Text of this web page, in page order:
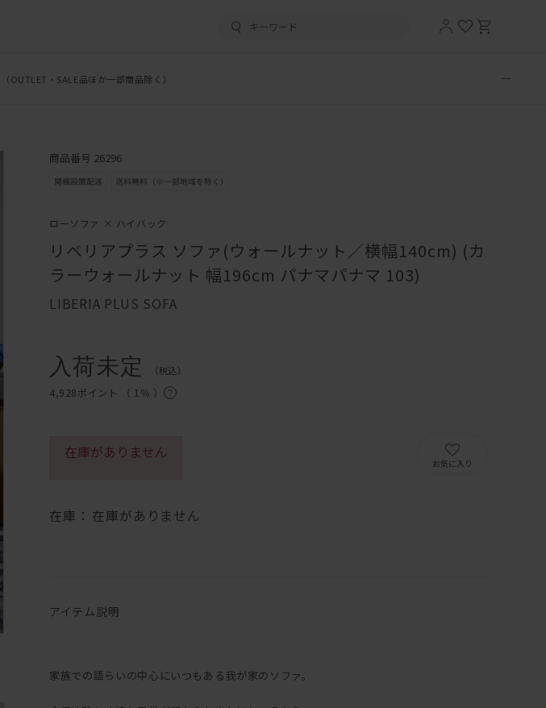
（OUTLET・SALE品ほか一部商品除く）
商品番号 26296
ローソファ × ハイバック
リベリアプラス ソファ(ウォールナット／横幅140cm) (カ
ラーウォールナット 幅196cm パナマパナマ 103)
LIBERIA PLUS SOFA
入荷未定 （税込）
4,928ポイント （ 1％ ）
在庫： 在庫がありません
在庫がありません
お気に入り
アイテム説明
家族での語らいの中心にいつもある我が家のソファ。